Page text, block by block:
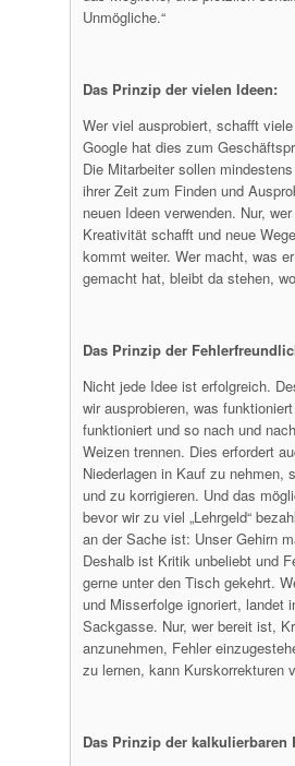
Unmögliche.“
Das Prinzip der vielen Ideen:
Wer viel ausprobiert, schafft
Google hat dies zum
Die Mitarbeiter sollen
ihrer Zeit zum Finden und
neuen Ideen verwenden. Nur,
Kreativität schafft und neue
kommt weiter. Wer macht, was
gemacht hat, bleibt da stehen,
Das Prinzip der
Nicht jede Idee ist erfolgreich.
wir ausprobieren, was
funktioniert und so nach und
Weizen trennen. Dies erfordert
Niederlagen in Kauf zu nehmen,
und zu korrigieren. Und das
bevor wir zu viel „Lehrgeld“
an der Sache ist: Unser Gehirn
Deshalb ist Kritik unbeliebt und
gerne unter den Tisch gekehrt.
und Misserfolge ignoriert, landet
Sackgasse. Nur, wer bereit ist,
anzunehmen, Fehler
zu lernen, kann Kurskorrekturen
Das Prinzip der kalkulierbaren